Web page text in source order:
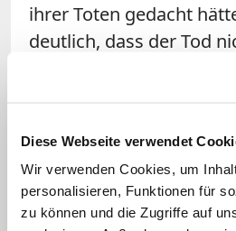
Diese Webseite verwendet
Wir verwenden Cookies, um
personalisieren, Funktionen für
zu können und die Zugriffe auf
ihrer Toten gedacht
deutlich, dass der Tod
Marx: Das Leben ist
Aufgabe